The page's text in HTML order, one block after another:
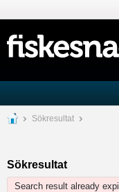
Sökresultat
Sökresultat
Search result already